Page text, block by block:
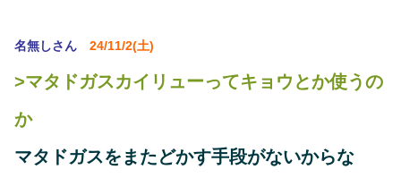
名無しさん 24/11/2(土)
>マタドガスカイリューってキョウとか使うの
か
マタドガスをまたどかす手段がないからな